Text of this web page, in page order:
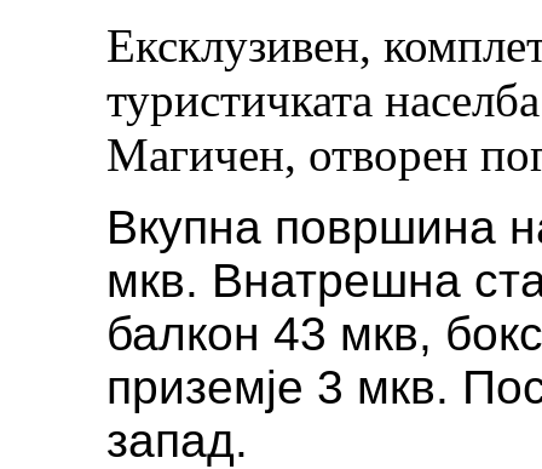
Ексклузивен,
туристичката
Магичен, отворен
Вкупна површина
мкв. Внатрешна
балкон 43 мкв,
приземје 3 мкв.
запад.